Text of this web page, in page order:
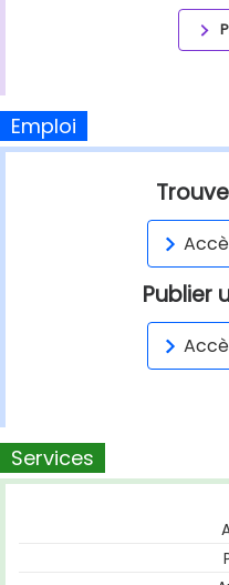
Emploi
Publier
Services